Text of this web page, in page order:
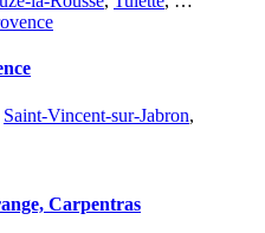
Saint-Vincent-sur-Jabron,
Carpentras